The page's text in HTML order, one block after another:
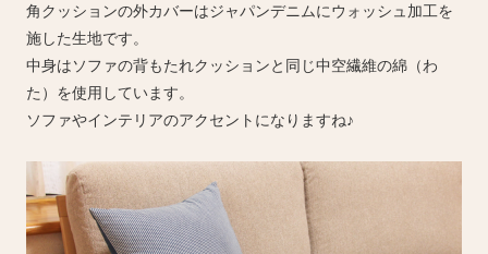
角クッションの外カバーはジャパンデニムにウォッシュ加工を
施した生地です。
中身はソファの背もたれクッションと同じ中空繊維の綿（わ
た）を使用しています。
ソファやインテリアのアクセントになりますね♪